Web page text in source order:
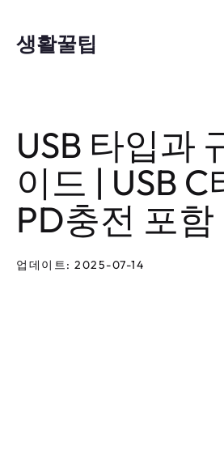
생활꿀팁
USB 타입과
이드 | USB
PD충전 포함
업데이트: 2025-07-14